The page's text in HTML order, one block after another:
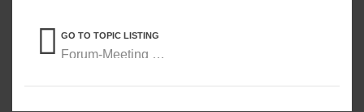
GO TO TOPIC LISTING
Forum-Meeting Diskussion